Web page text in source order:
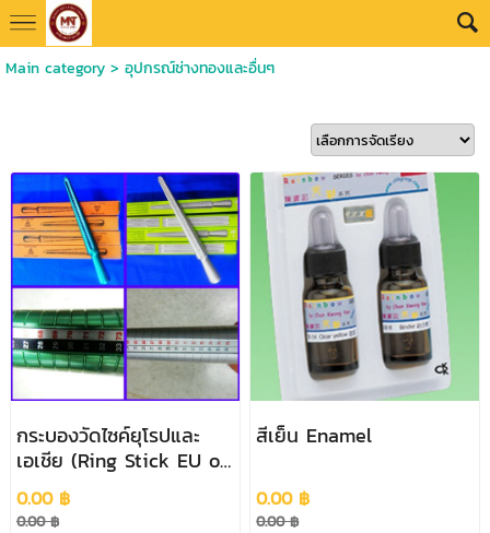
Main category> อุปกรณ์ช่างทองและอื่นๆ
กระบองวัดไซค์ยุโรปและ
เอเชีย (Ring Stick EU or
ASIA Size)
0.00 ฿
0.00 ฿
สีเย็น Enamel
0.00 ฿
0.00 ฿